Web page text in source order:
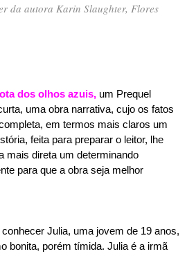
da autora Karin Slaughter, Flores
dos olhos azuis, um Prequel
uma obra narrativa, cujo os fatos
em termos mais claros um
feita para preparar o leitor, lhe
mais direta um determinando
para que a obra seja melhor
Julia, uma jovem de 19 anos,
bonita, porém tímida. Julia é a irmã